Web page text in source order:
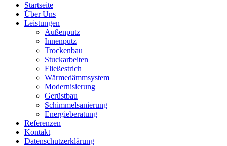
Startseite
Über Uns
Leistungen
Außenputz
Innenputz
Trockenbau
Stuckarbeiten
Fließestrich
Wärmedämmsystem
Modernisierung
Gerüstbau
Schimmelsanierung
Energieberatung
Referenzen
Kontakt
Datenschutzerklärung